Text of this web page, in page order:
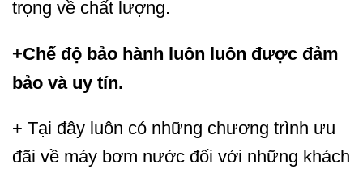
trọng về chất lượng.
+Chế độ bảo hành luôn luôn được đảm
bảo và uy tín.
+ Tại đây luôn có những chương trình ưu
đãi về máy bơm nước đối với những khách